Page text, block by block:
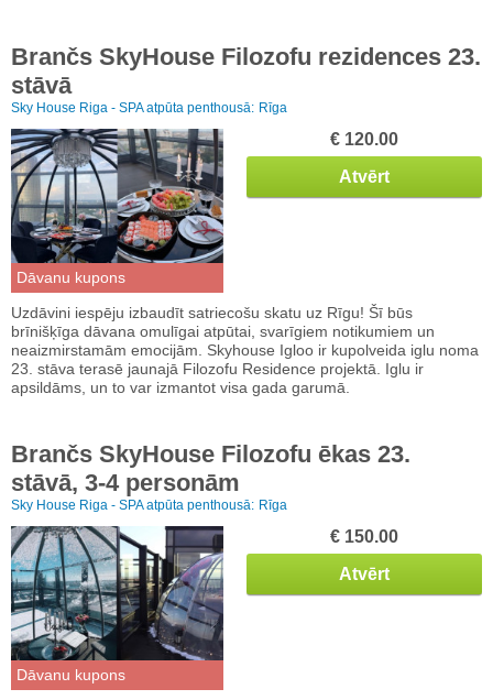
Brančs SkyHouse Filozofu rezidences 23.
stāvā
Sky House Riga - SPA atpūta penthousā: Rīga
Dāvanu kupons
€ 120.00
Atvērt
Uzdāvini iespēju izbaudīt satriecošu skatu uz Rīgu! Šī būs
brīnišķīga dāvana omulīgai atpūtai, svarīgiem notikumiem un
neaizmirstamām emocijām. Skyhouse Igloo ir kupolveida iglu noma
23. stāva terasē jaunajā Filozofu Residence projektā. Iglu ir
apsildāms, un to var izmantot visa gada garumā.
Brančs SkyHouse Filozofu ēkas 23.
stāvā, 3-4 personām
Sky House Riga - SPA atpūta penthousā: Rīga
Dāvanu kupons
€ 150.00
Atvērt